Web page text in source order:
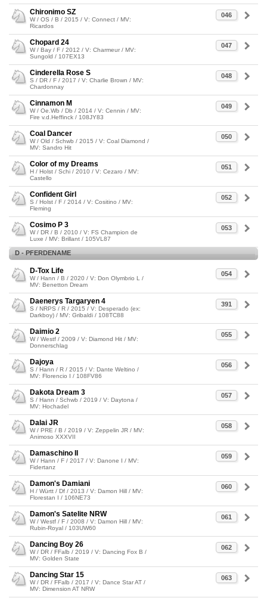
046
Chironimo SZ
W / OS / B / 2015 / V: Connect / MV:
Ricardos
047
Chopard 24
W / Bay / F / 2012 / V: Charmeur / MV:
Sungold / 107EX13
048
Cinderella Rose S
S / DR / F / 2017 / V: Charlie Brown / MV:
Chardonnay
049
Cinnamon M
W / Oe.Wb / Db / 2014 / V: Cennin / MV:
Fire v.d.Heffinck / 108JY83
050
Coal Dancer
W / Old / Schwb / 2015 / V: Coal Diamond /
MV: Sandro Hit
051
Color of my Dreams
H / Holst / Schi / 2010 / V: Cezaro / MV:
Castello
052
Confident Girl
S / Holst / F / 2014 / V: Cositino / MV:
Fleming
053
Cosimo P 3
W / DR / B / 2010 / V: FS Champion de
Luxe / MV: Brillant / 105VL87
D - PFERDENAME
054
D-Tox Life
W / Hann / B / 2020 / V: Don Olymbrio L /
MV: Benetton Dream
391
Daenerys Targaryen 4
S / NRPS / R / 2015 / V: Desperado (ex:
Darkboy) / MV: Gribaldi / 108TC88
055
Daimio 2
W / Westf / 2009 / V: Diamond Hit / MV:
Donnerschlag
056
Dajoya
S / Hann / R / 2015 / V: Dante Weltino /
MV: Florencio I / 108FV86
057
Dakota Dream 3
S / Hann / Schwb / 2019 / V: Daytona /
MV: Hochadel
058
Dalai JR
W / PRE / B / 2019 / V: Zeppelin JR / MV:
Animoso XXXVII
059
Damaschino II
W / Hann / F / 2017 / V: Danone I / MV:
Fidertanz
060
Damon's Damiani
H / Württ / Df / 2013 / V: Damon Hill / MV:
Florestan I / 106NE73
061
Damon's Satelite NRW
W / Westf / F / 2008 / V: Damon Hill / MV:
Rubin-Royal / 103UW60
062
Dancing Boy 26
W / DR / FFalb / 2019 / V: Dancing Fox B /
MV: Golden State
063
Dancing Star 15
W / DR / FFalb / 2017 / V: Dance Star AT /
MV: Dimension AT NRW